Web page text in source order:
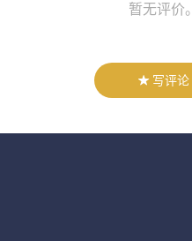
暂无评价。
写评论